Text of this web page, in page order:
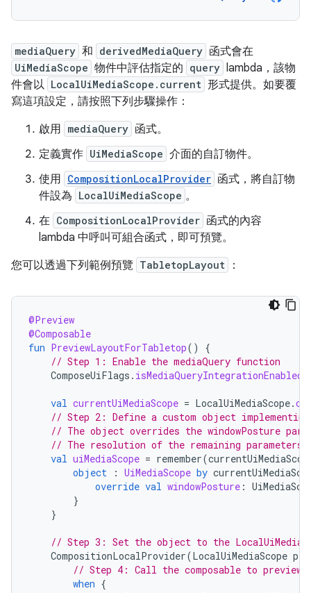
mediaQuery 和 derivedMediaQuery 函式會在
UiMediaScope 物件中評估指定的 query lambda，該物
件會以 LocalUiMediaScope.current 形式提供。如要覆
寫這項設定，請按照下列步驟操作：
啟用 mediaQuery 函式。
定義實作 UiMediaScope 介面的自訂物件。
使用 CompositionLocalProvider 函式，將自訂物
件設為 LocalUiMediaScope 。
在 CompositionLocalProvider 函式的內容
lambda 中呼叫可組合函式，即可預覽。
您可以透過下列範例預覽 TabletopLayout ：
@Preview
@Composable
fun PreviewLayoutForTabletop()
{
// Step 1: Enable the mediaQuery function
ComposeUiFlags . isMediaQueryIntegrationEnabled
val currentUiMediaScope = LocalUiMediaScope.
// Step 2: Define a custom object
// The object overrides the windowPosture
// The resolution of the remaining parameters
val uiMediaScope = remember(
object
: UiMediaScope by
override val windowPosture :
}
}
// Step 3: Set the object to the
CompositionLocalProvider(LocalUiMediaScope
// Step 4: Call the composable to preview.
when {